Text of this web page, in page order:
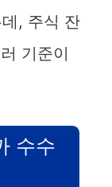
, 주식 잔
기준이
수수